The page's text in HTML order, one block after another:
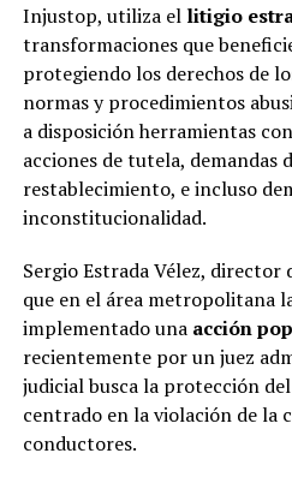
Injustop, utiliza el litigio
transformaciones que
protegiendo los derechos de
normas y procedimientos
a disposición herramientas
acciones de tutela, demandas
restablecimiento, e incluso
inconstitucionalidad.
Sergio Estrada Vélez,
que en el área metropolitana
implementado una acción
recientemente por un juez
judicial busca la protección
centrado en la violación de la
conductores.